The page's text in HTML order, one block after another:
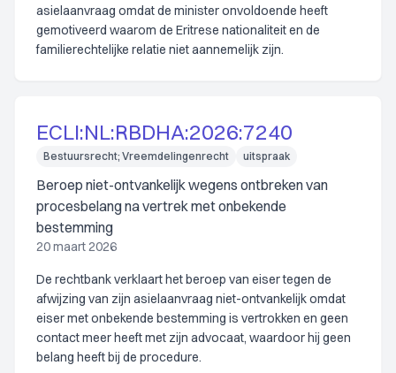
asielaanvraag omdat de minister onvoldoende heeft
gemotiveerd waarom de Eritrese nationaliteit en de
familierechtelijke relatie niet aannemelijk zijn.
ECLI:NL:RBDHA:2026:7240
Bestuursrecht; Vreemdelingenrecht uitspraak
Beroep niet-ontvankelijk wegens ontbreken van
procesbelang na vertrek met onbekende
bestemming
20 maart 2026
De rechtbank verklaart het beroep van eiser tegen de
afwijzing van zijn asielaanvraag niet-ontvankelijk omdat
eiser met onbekende bestemming is vertrokken en geen
contact meer heeft met zijn advocaat, waardoor hij geen
belang heeft bij de procedure.